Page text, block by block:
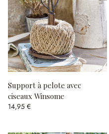
Support à pelote avec
ciseaux Winsome
14,95 €